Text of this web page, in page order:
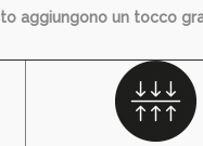
aggiungono un tocco